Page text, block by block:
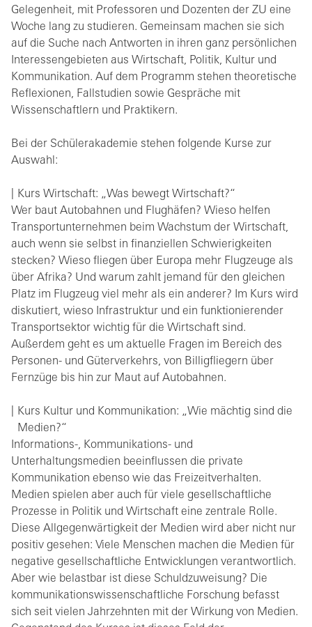
Gelegenheit, mit Professoren und Dozenten der ZU eine
Woche lang zu studieren. Gemeinsam machen sie sich
auf die Suche nach Antworten in ihren ganz persönlichen
Interessengebieten aus Wirtschaft, Politik, Kultur und
Kommunikation. Auf dem Programm stehen theoretische
Reflexionen, Fallstudien sowie Gespräche mit
Wissenschaftlern und Praktikern.
Bei der Schülerakademie stehen folgende Kurse zur
Auswahl:
Kurs Wirtschaft: „Was bewegt Wirtschaft?“
Wer baut Autobahnen und Flughäfen? Wieso helfen
Transportunternehmen beim Wachstum der Wirtschaft,
auch wenn sie selbst in finanziellen Schwierigkeiten
stecken? Wieso fliegen über Europa mehr Flugzeuge als
über Afrika? Und warum zahlt jemand für den gleichen
Platz im Flugzeug viel mehr als ein anderer? Im Kurs wird
diskutiert, wieso Infrastruktur und ein funktionierender
Transportsektor wichtig für die Wirtschaft sind.
Außerdem geht es um aktuelle Fragen im Bereich des
Personen- und Güterverkehrs, von Billigfliegern über
Fernzüge bis hin zur Maut auf Autobahnen.
Kurs Kultur und Kommunikation: „Wie mächtig sind die
Medien?“
Informations-, Kommunikations- und
Unterhaltungsmedien beeinflussen die private
Kommunikation ebenso wie das Freizeitverhalten.
Medien spielen aber auch für viele gesellschaftliche
Prozesse in Politik und Wirtschaft eine zentrale Rolle.
Diese Allgegenwärtigkeit der Medien wird aber nicht nur
positiv gesehen: Viele Menschen machen die Medien für
negative gesellschaftliche Entwicklungen verantwortlich.
Aber wie belastbar ist diese Schuldzuweisung? Die
kommunikationswissenschaftliche Forschung befasst
sich seit vielen Jahrzehnten mit der Wirkung von Medien.